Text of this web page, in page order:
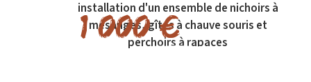
1 000 €
installation d'un ensemble de nichoirs à
mésanges, gîtes à chauve souris et
perchoirs à rapaces